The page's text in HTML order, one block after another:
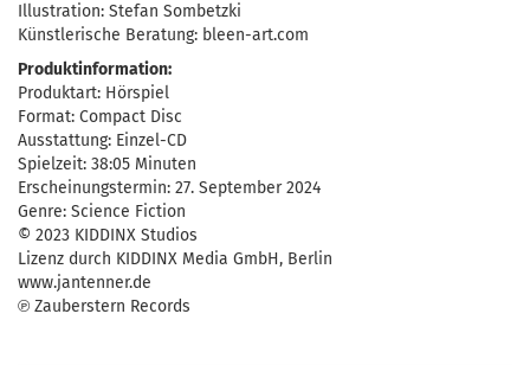
Illustration: Stefan Sombetzki
Künstlerische Beratung: bleen-art.com
Produktinformation:
Produktart: Hörspiel
Format: Compact Disc
Ausstattung: Einzel-CD
Spielzeit: 38:05 Minuten
Erscheinungstermin: 27. September 2024
Genre: Science Fiction
© 2023 KIDDINX Studios
Lizenz durch KIDDINX Media GmbH, Berlin
www.jantenner.de
℗ Zauberstern Records